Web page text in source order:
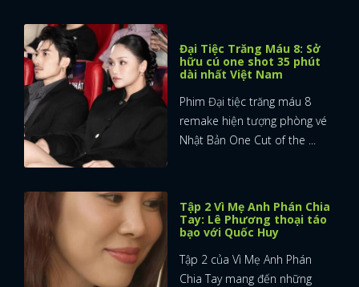
Đại Tiệc Trăng Máu 8: Sở
hữu cú one shot 35 phút
dài nhất Việt Nam
Phim Đại tiệc trăng máu 8
remake hiện tượng phòng vé
Nhật Bản One Cut of the ...
Tập 2 Vì Mẹ Anh Phán Chia
Tay: Lê Phương thoại táo
bạo với Quốc Huy
Tập 2 của Vì Mẹ Anh Phán
Chia Tay mang đến những